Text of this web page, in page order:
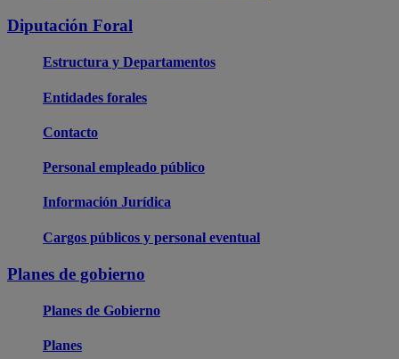
Diputación Foral
Estructura y Departamentos
Entidades forales
Contacto
Personal empleado público
Información Jurídica
Cargos públicos y personal eventual
Planes de gobierno
Planes de Gobierno
Planes